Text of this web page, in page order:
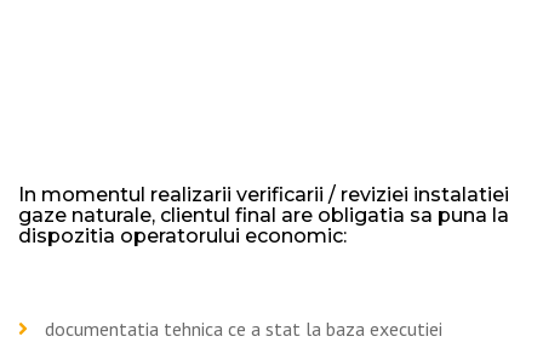
In momentul realizarii verificarii / reviziei instalatiei
gaze naturale, clientul final are obligatia sa puna la
dispozitia operatorului economic:
documentatia tehnica ce a stat la baza executiei